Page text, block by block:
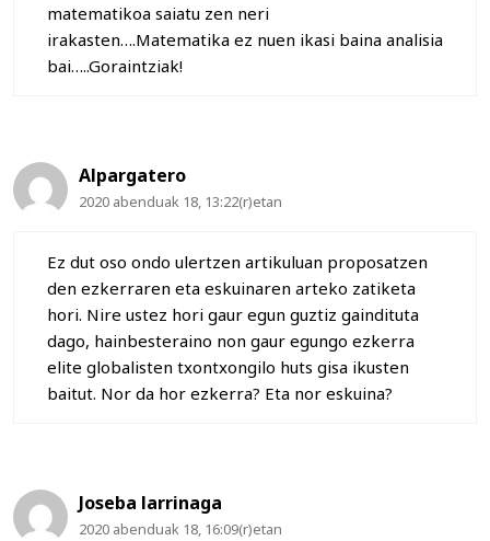
matematikoa saiatu zen neri
irakasten….Matematika ez nuen ikasi baina analisia
bai…..Goraintziak!
Alpargatero
2020 abenduak 18, 13:22(r)etan
Ez dut oso ondo ulertzen artikuluan proposatzen
den ezkerraren eta eskuinaren arteko zatiketa
hori. Nire ustez hori gaur egun guztiz gaindituta
dago, hainbesteraino non gaur egungo ezkerra
elite globalisten txontxongilo huts gisa ikusten
baitut. Nor da hor ezkerra? Eta nor eskuina?
Joseba larrinaga
2020 abenduak 18, 16:09(r)etan